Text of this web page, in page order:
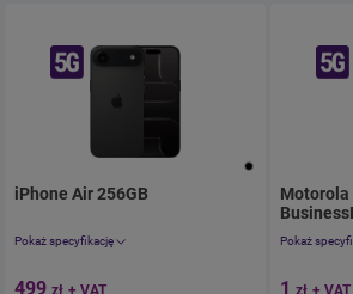
iPhone Air 256GB . Cena jednorazowo
Pokaż specyfikację
499 zł + VAT
Motorola
Pokaż
1 zł + VAT